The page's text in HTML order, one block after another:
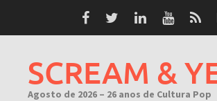
SCREAM &
Agosto de 2026 – 26 anos de Cultura Pop